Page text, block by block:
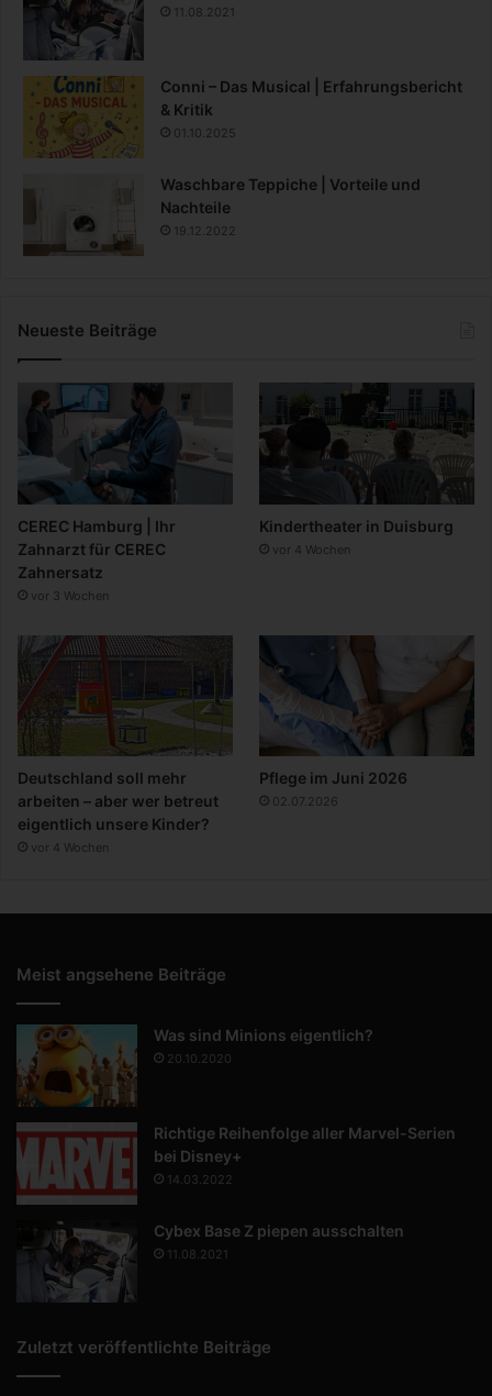
11.08.2021
Conni – Das Musical | Erfahrungsbericht
& Kritik
01.10.2025
Waschbare Teppiche | Vorteile und
Nachteile
19.12.2022
Neueste Beiträge
CEREC Hamburg | Ihr
Zahnarzt für CEREC
Zahnersatz
vor 3 Wochen
Kindertheater in Duisburg
vor 4 Wochen
Deutschland soll mehr
arbeiten – aber wer betreut
eigentlich unsere Kinder?
vor 4 Wochen
Pflege im Juni 2026
02.07.2026
Meist angsehene Beiträge
Was sind Minions eigentlich?
20.10.2020
Richtige Reihenfolge aller Marvel-Serien
bei Disney+
14.03.2022
Cybex Base Z piepen ausschalten
11.08.2021
Zuletzt veröffentlichte Beiträge